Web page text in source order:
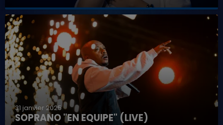
31 janvier 2025
SOPRANO "EN EQUIPE" (LIVE)